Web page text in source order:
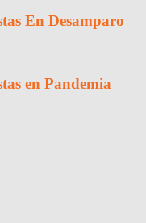
En Desamparo
en Pandemia